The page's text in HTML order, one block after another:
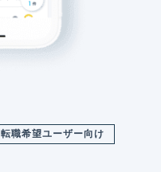
転職希望ユーザー向け